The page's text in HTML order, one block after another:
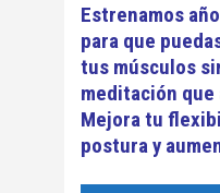
Estrenamos
para que
tus músculos
meditación que
Mejora tu
postura y